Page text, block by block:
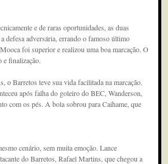
e de raras oportunidades, as duas
defesa adversária, errando o famoso último
foi superior e realizou uma boa marcação. O
e finalização.
o Barretos teve sua vida facilitada na marcação.
após falha do goleiro do BEC, Wanderson,
com os pés. A bola sobrou para Caihame, que
cenário, sem muita emoção. Lance
do Barretos, Rafael Martins, que chegou a